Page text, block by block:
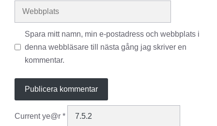
Webbplats
Spara mitt namn, min e-postadress och webbplats i
denna webbläsare till nästa gång jag skriver en
kommentar.
Current ye@r *